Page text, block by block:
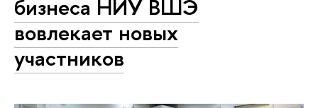
бизнеса НИУ ВШЭ
вовлекает новых
участников